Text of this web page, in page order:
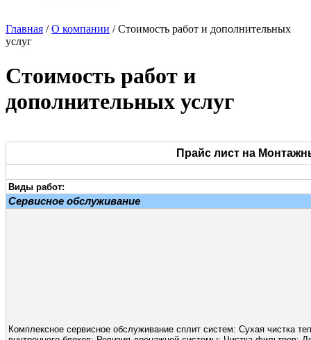
Главная /О компании /Стоимость работ и дополнительных
услуг
Стоимость работ и
дополнительных услуг